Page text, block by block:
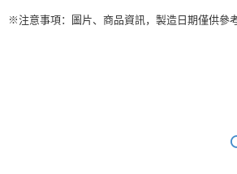
※注意事項：圖片、商品資訊，製造日期僅供參